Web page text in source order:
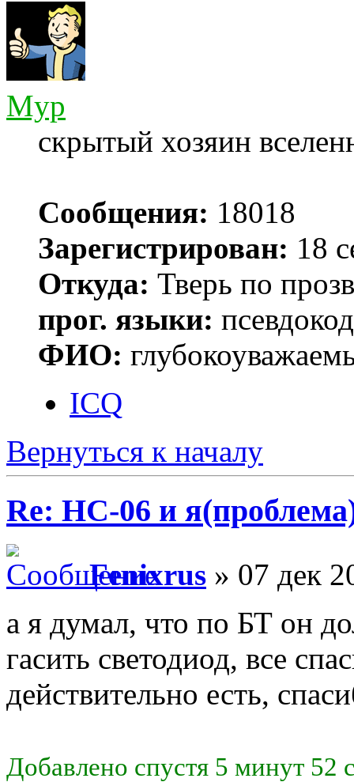
Myp
скрытый хозяин
Сообщения: 18018
Зарегистрирован: 18
Откуда: Тверь по
прог. языки:
ФИО:
ICQ
Вернуться к началу
Re: HC-06 и
Fenixrus » 07 дек
а я думал, что по БТ он
гасить светодиод, все
действительно есть,
Добавлено спустя 5 минут 52